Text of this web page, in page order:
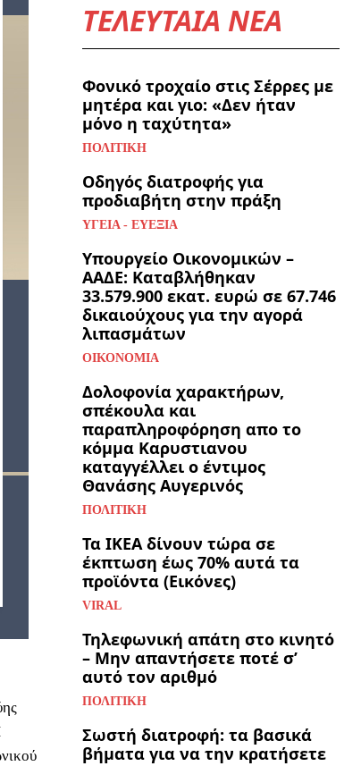
ΤΕΛΕΥΤΑΙΑ ΝΕΑ
Φονικό τροχαίο στις Σέρρες με
μητέρα και γιο: «Δεν ήταν
μόνο η ταχύτητα»
ΠΟΛΙΤΙΚΉ
Οδηγός διατροφής για
προδιαβήτη στην πράξη
ΥΓΕΊΑ - ΕΥΕΞΊΑ
Υπουργείο Οικονομικών –
ΑΑΔΕ: Καταβλήθηκαν
33.579.900 εκατ. ευρώ σε 67.746
δικαιούχους για την αγορά
λιπασμάτων
ΟΙΚΟΝΟΜΊΑ
Δολοφονία χαρακτήρων,
σπέκουλα και
παραπληροφόρηση απο το
κόμμα Καρυστιανου
καταγγέλλει ο έντιμος
Θανάσης Αυγερινός
ΠΟΛΙΤΙΚΉ
Τα ΙΚΕΑ δίνουν τώρα σε
έκπτωση έως 70% αυτά τα
προϊόντα (Εικόνες)
VIRAL
Τηλεφωνική απάτη στο κινητό
– Μην απαντήσετε ποτέ σ’
αυτό τον αριθμό
ΠΟΛΙΤΙΚΉ
Σωστή διατροφή: τα βασικά
βήματα για να την κρατήσετε